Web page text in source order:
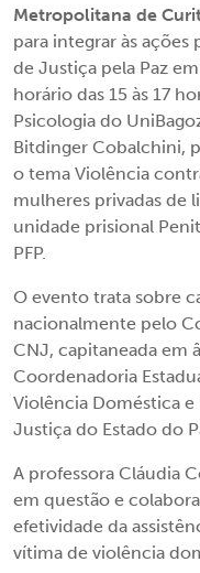
Metropolitana de
para integrar às ações
de Justiça pela Paz
horário das 15 às 17
Psicologia do
Bitdinger Cobalchini,
o tema Violência
mulheres privadas de
unidade prisional
PFP.
O evento trata sobre
nacionalmente pelo
CNJ, capitaneada em
Coordenadoria
Violência Doméstica e
Justiça do Estado do
A professora Cláudia
em questão e
efetividade da
vítima de violência